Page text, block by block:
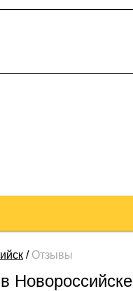
/ Отзывы
Новороссийске